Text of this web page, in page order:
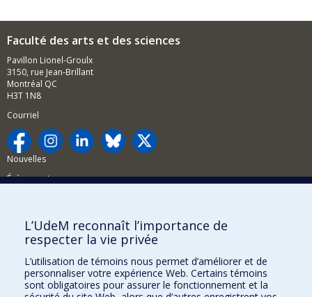
Faculté des arts et des sciences
Pavillon Lionel-Groulx
3150, rue Jean-Brillant
Montréal QC
H3T 1N8
Courriel
Nouvelles
Événements
BESOIN D'AIDE?
Plan du site
Signaler une erreur
Accessibilité
L’UdeM reconnaît l’importance de
respecter la vie privée
L’utilisation de témoins nous permet d’améliorer et de
personnaliser votre expérience Web. Certains témoins
sont obligatoires pour assurer le fonctionnement et la